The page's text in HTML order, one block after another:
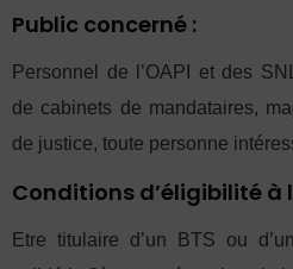
Public concerné :
Personnel de l’OAPI et des
de cabinets de mandataires,
de justice, toute personne
Conditions d’éligibilité
Etre titulaire d’un BTS ou